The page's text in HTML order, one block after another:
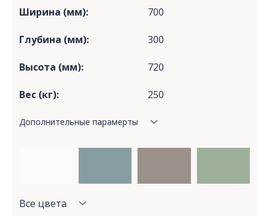
Ширина (мм): 700
Глубина (мм): 300
Высота (мм): 720
Вес (кг): 250
Дополнительные парамерты
Все цвета